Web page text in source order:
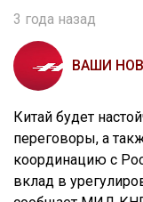
3 года назад
ВАШИ
Китай будет
переговоры, а
координацию с
вклад в